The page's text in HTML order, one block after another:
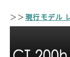
＞＞現行モデル